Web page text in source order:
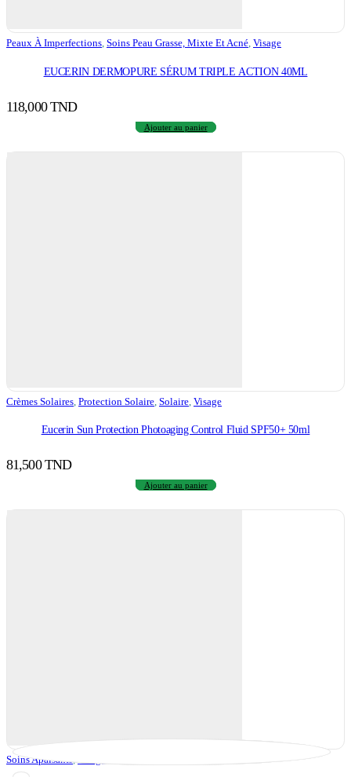
Peaux À Imperfections, Soins Peau Grasse, Mixte Et Acné, Visage
EUCERIN DERMOPURE SÉRUM TRIPLE ACTION 40ML
118,000TND
Ajouter au panier
Crèmes Solaires Protection Solaire Solaire Visage
Eucerin Sun Protection Photoaging Control Fluid SPF50+ 50ml
81,500TND
Ajouter au panier
Soins Apaisants, Visage